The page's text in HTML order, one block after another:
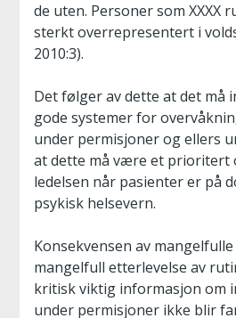
de uten. Personer som XXXX
sterkt overrepresentert i
2010:3).
Det følger av dette at det må
gode systemer for
under permisjoner og ellers
at dette må være et prioritert
ledelsen når pasienter er på
psykisk helsevern.
Konsekvensen av
mangelfull etterlevelse av
kritisk viktig informasjon om
under permisjoner ikke blir